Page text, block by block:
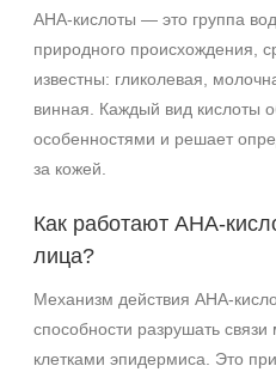
AHA‑кислоты — это группа
природного происхождения,
известны: гликолевая,
винная. Каждый вид кислоты
особенностями и решает
за кожей.
Как работают
лица?
Механизм действия
способности разрушать
клетками эпидермиса. Это